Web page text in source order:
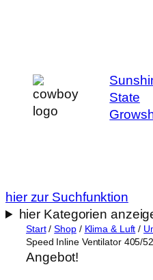
State
hier zur Suchfunktion
hier Kategorien
Start/Shop/ Klima & Luft /
Speed Inline Ventilator 405/
Angebot!